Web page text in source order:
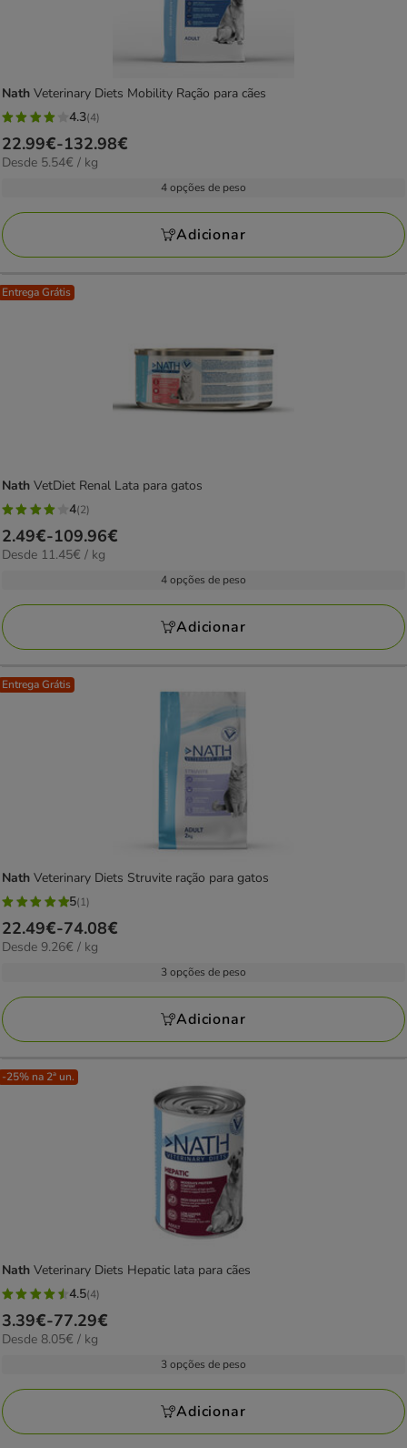
Nath Veterinary Diets Mobility Ração para cães
4.3
estrelas
com
avaliações
4.3(4)
Preço
de
132.98€
22.99€-132.98€
5.54€
Desde 5.54€ / kg
4 opções de peso
Adicionar
Entrega Grátis
Nath VetDiet Renal Lata para gatos
4
estrelas
com
avaliações
4(2)
Preço
de
109.96€
2.49€-109.96€
11.45€
Desde 11.45€ / kg
4 opções de peso
Adicionar
Entrega Grátis
Nath Veterinary Diets Struvite ração para gatos
5
estrelas
com
avaliações
5(1)
Preço
de
74.08€
22.49€-74.08€
9.26€
Desde 9.26€ / kg
3 opções de peso
Adicionar
-25% na 2ª un.
Nath Veterinary Diets Hepatic lata para cães
4.5
estrelas
com
avaliações
4.5(4)
Preço
de
77.29€
3.39€-77.29€
8.05€
Desde 8.05€ / kg
3 opções de peso
Adicionar